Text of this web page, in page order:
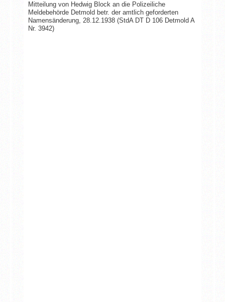
Mitteilung von Hedwig Block an die Polizeiliche
Meldebehörde Detmold betr. der amtlich geforderten
Namensänderung, 28.12.1938 (StdA DT D 106 Detmold A
Nr. 3942)